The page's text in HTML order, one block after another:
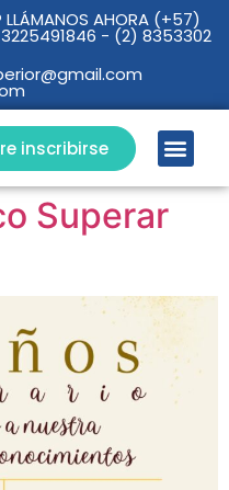
LLÁMANOS AHORA (+57)
- (2) 8353302
inscribirse
Superar